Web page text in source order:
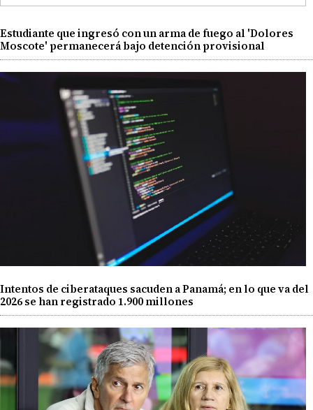
Estudiante que ingresó con un arma de fuego al 'Dolores
Moscote' permanecerá bajo detención provisional
Intentos de ciberataques sacuden a Panamá; en lo que va del
2026 se han registrado 1.900 millones